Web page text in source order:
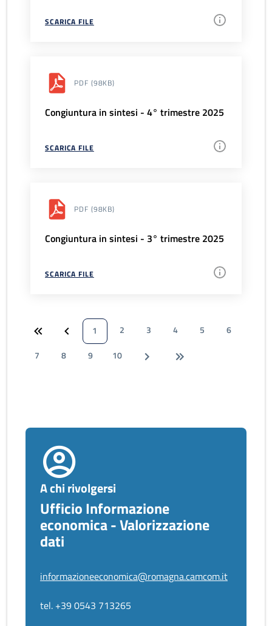
SCARICA FILE
PDF (98KB)
Congiuntura in sintesi - 4° trimestre 2025
SCARICA FILE
PDF (98KB)
Congiuntura in sintesi - 3° trimestre 2025
SCARICA FILE
1 2 3 4 5
6
7
8 9 10
A chi rivolgersi
Ufficio Informazione
economica - Valorizzazione
dati
informazioneeconomica@romagna.camcom.it
tel. +39 0543 713265